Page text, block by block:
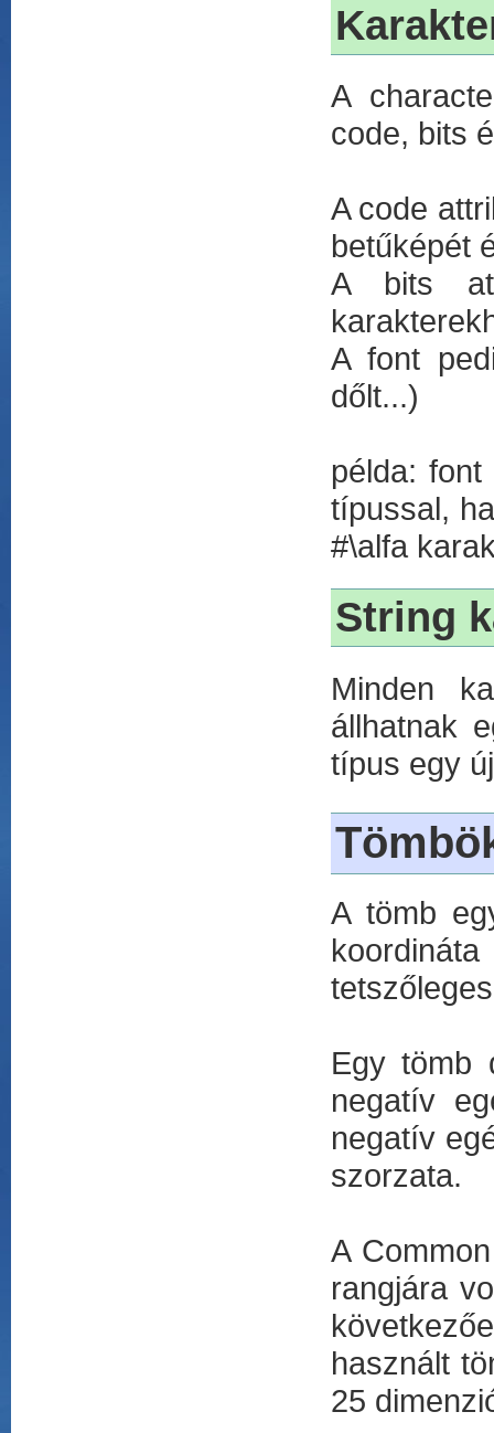
A
code, bits
A code
betűképét
A bits
A font
dőlt...)
példa:
típussal,
#\alfa
String
Minden
állhatnak
típus egy
A tömb
Egy tömb
negatív
negatív
szorzata.
A
rangjára
használt
25